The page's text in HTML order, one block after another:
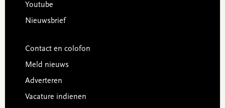
Youtube
Nieuwsbrief
Contact en colofon
Meld nieuws
Adverteren
Vacature indienen